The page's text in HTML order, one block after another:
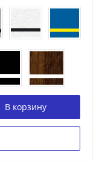
В корзину